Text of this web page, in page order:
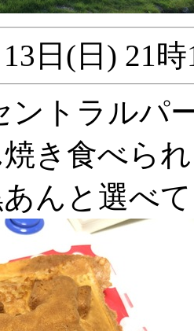
日(日) 21
ントラルパ
き食べら
んと選べ